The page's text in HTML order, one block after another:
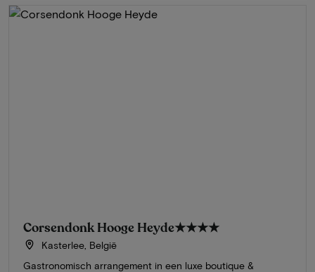
Corsendonk Hooge Heyde★★★★
Kasterlee, België
Gastronomisch arrangement in een luxe boutique &